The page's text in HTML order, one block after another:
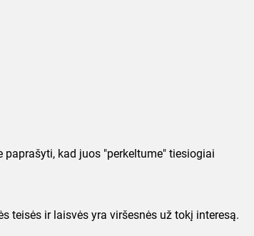
kad juos "perkeltume" tiesiogiai
teisės ir laisvės yra viršesnės už tokį interesą.